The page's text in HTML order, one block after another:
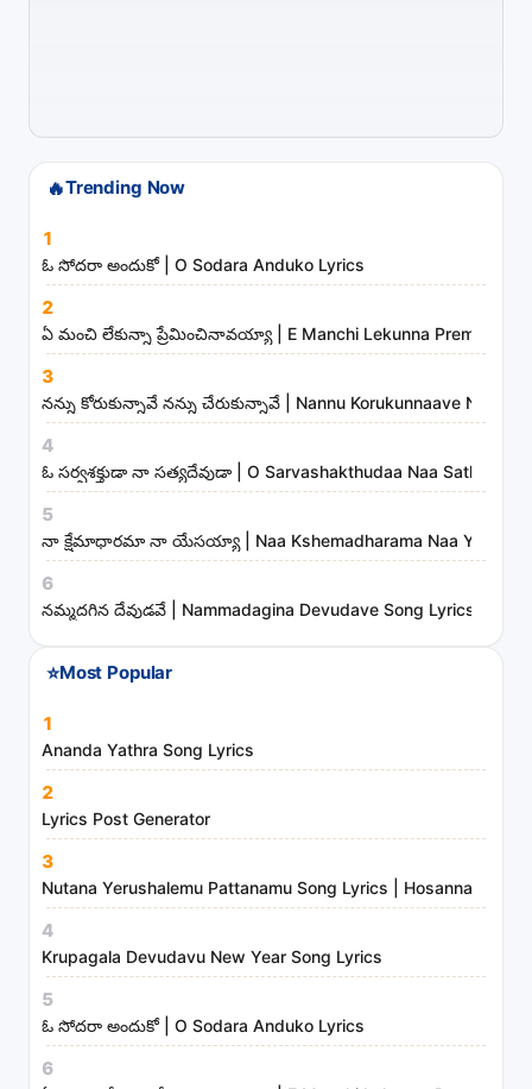
t
a
n
d
m
i
n
i
s
t
r
i
e
s
🔥Trending Now
1
ఓ సోదరా అందుకో | O Sodara Anduko Lyrics
2
ఏ మంచి లేకున్నా ప్రేమించినావయ్యా | E Manchi Lekunna
3
నన్ను కోరుకున్నావే నన్ను చేరుకున్నావే | Nannu Korukunnaave Nannu
4
ఓ సర్వశక్తుడా నా సత్యదేవుడా | O Sarvashakthudaa Naa
5
నా క్షేమాధారమా నా యేసయ్యా | Naa Kshemadharama Naa Yesayya
6
నమ్మదగిన దేవుడవే | Nammadagina Devudave Song Lyrics
⭐Most Popular
1
Ananda Yathra Song Lyrics
2
Lyrics Post Generator
3
Nutana Yerushalemu Pattanamu Song Lyrics | Hosanna
4
Krupagala Devudavu New Year Song Lyrics
5
ఓ సోదరా అందుకో | O Sodara Anduko Lyrics
6